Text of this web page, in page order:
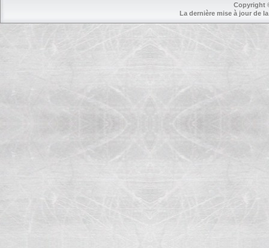
Copyright
La dernière mise à jour de